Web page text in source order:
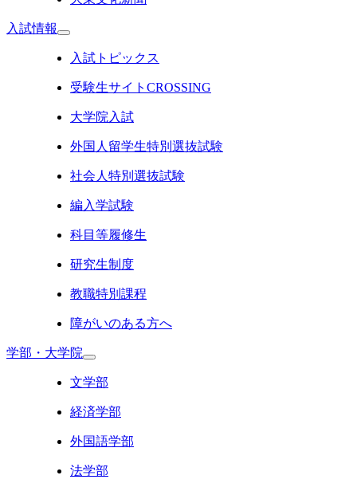
入試情報
入試トピックス
受験生サイトCROSSING
大学院入試
外国人留学生特別選抜試験
社会人特別選抜試験
編入学試験
科目等履修生
研究生制度
教職特別課程
障がいのある方へ
学部・大学院
文学部
経済学部
外国語学部
法学部